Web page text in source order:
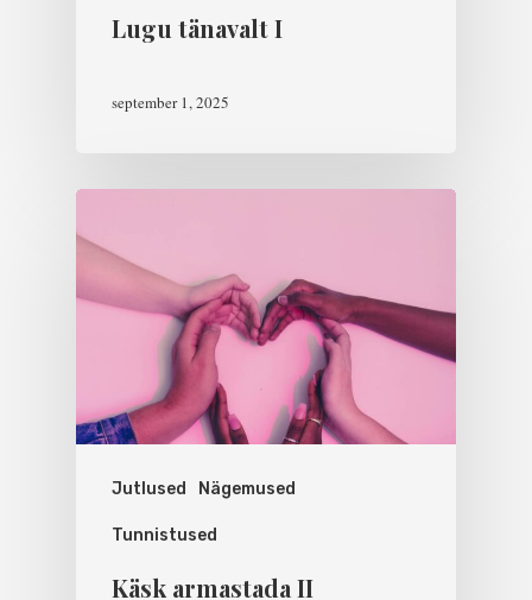
Lugu tänavalt I
september 1, 2025
Jutlused Nägemused
Tunnistused
Käsk armastada II